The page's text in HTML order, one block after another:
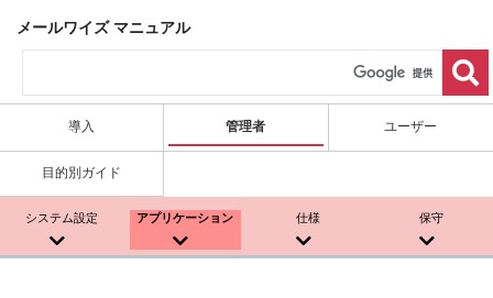
メールワイズ マニュアル
導入 管理者 ユーザー
目的別ガイド
システム設定 アプリケーション 仕様 保守